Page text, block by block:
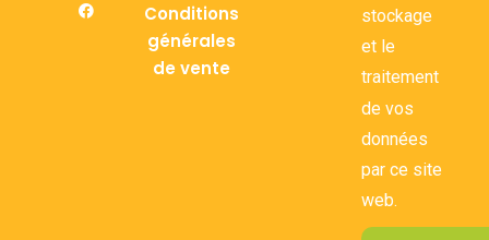
Conditions
générales
de vente
stockage
et le
traitement
de vos
données
par ce site
web.